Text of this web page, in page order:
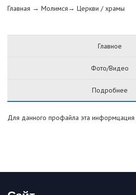
Главная → Молимся→ Церкви / храмы
Главное
Фото/Видео
Подробнее
Для данного профайла эта информцация